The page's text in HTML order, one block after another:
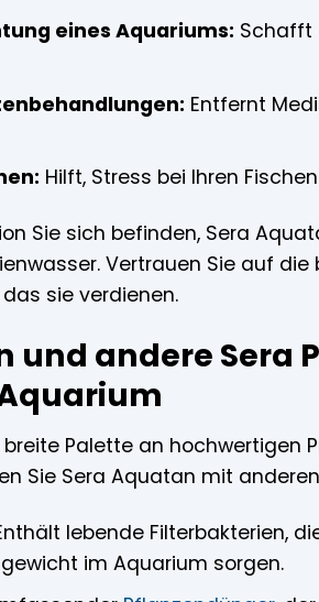
eines Aquariums: Schafft
Entfernt
Hilft, Stress bei Ihren
Sie sich befinden, Sera
Vertrauen Sie auf
sie verdienen.
und andere Sera
Palette an hochwertigen
Sie Sera Aquatan mit
lebende Filterbakterien,
im Aquarium sorgen.